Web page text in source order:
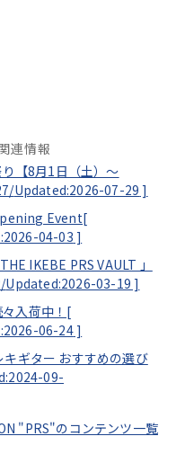
連情報
【8月1日（土）～
Updated:2026-07-29 ]
Event[
04-03 ]
IKEBE PRS VAULT 」
Updated:2026-03-19 ]
入荷中！[
06-24]
キギター おすすめの選び
09-
"PRS"のコンテンツ一覧